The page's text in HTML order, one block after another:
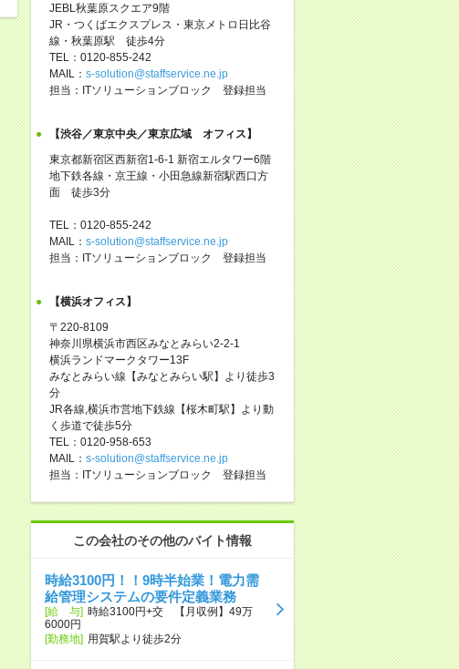
JEBL秋葉原スクエア9階
JR・つくばエクスプレス・東京メトロ日比谷
線・秋葉原駅 徒歩4分
TEL：0120-855-242
MAIL： s-solution@staffservice.ne.jp
担当：ITソリューションブロック 登録担当
【渋谷／東京中央／東京広域 オフィス】
東京都新宿区西新宿1-6-1 新宿エルタワー6階
地下鉄各線・京王線・小田急線新宿駅西口方
面 徒歩3分
TEL：0120-855-242
MAIL： s-solution@staffservice.ne.jp
担当：ITソリューションブロック 登録担当
【横浜オフィス】
〒220-8109
神奈川県横浜市西区みなとみらい2-2-1
横浜ランドマークタワー13F
みなとみらい線【みなとみらい駅】より徒歩3
分
JR各線,横浜市営地下鉄線【桜木町駅】より動
く歩道で徒歩5分
TEL：0120-958-653
MAIL： s-solution@staffservice.ne.jp
担当：ITソリューションブロック 登録担当
この会社のその他のバイト情報
時給3100円！！9時半始業！電力需
給管理システムの要件定義業務
[給 与] 時給3100円+交 【月収例】49万
6000円
[勤務地] 用賀駅より徒歩2分